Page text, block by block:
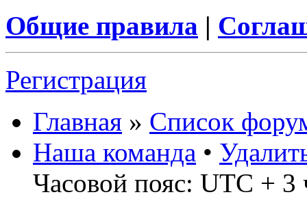
Общие правила |
Регистрация
Главная » Список
Наша команда •
Часовой пояс: UTC + 3